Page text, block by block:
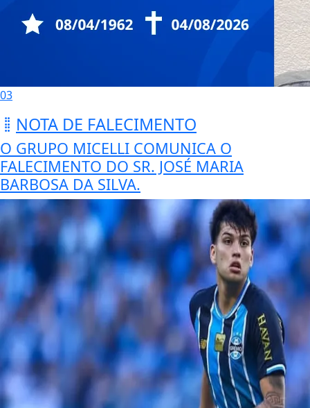
03
NOTA DE FALECIMENTO
O GRUPO MICELLI COMUNICA O
FALECIMENTO DO SR. JOSÉ MARIA
BARBOSA DA SILVA.